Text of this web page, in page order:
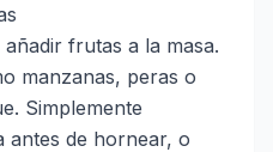
frutas a la masa.
manzanas, peras o
Simplemente
antes de hornear, o